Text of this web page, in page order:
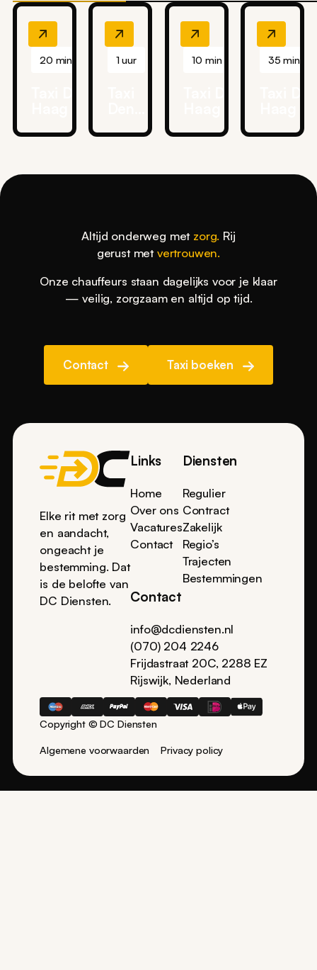
20 min
Reinier de
Graaf
Ziekenhuis
1 uur
→
Dome
10 min
Westeinde
35 min
Altijd onderweg met zorg. Rij
gerust metvertrouwen.
Onze chauffeurs staan dagelijks voor je klaar
— veilig, zorgzaam en altijd op tijd.
Contact Taxi boeken
Footer
Elke rit met zorg
en aandacht,
ongeacht je
bestemming. Dat
is de belofte van
DC Diensten.
Links
Home
Over ons
Vacatures
Contact
Diensten
Regulier
Contract
Zakelijk
Regio’s
Trajecten
Bestemmingen
Contact
info@dcdiensten.nl
(070) 204 2246
Frijdastraat 20C, 2288 EZ
Rijswijk, Nederland
Copyright © DC Diensten
Algemene voorwaarden Privacy policy